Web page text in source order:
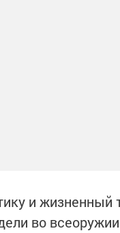
и жизненный
во